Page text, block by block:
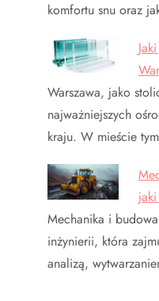
komfortu snu oraz
Warszawa, jako
najważniejszych
kraju. W mieście
Mechanika i
inżynierii, która
analizą,